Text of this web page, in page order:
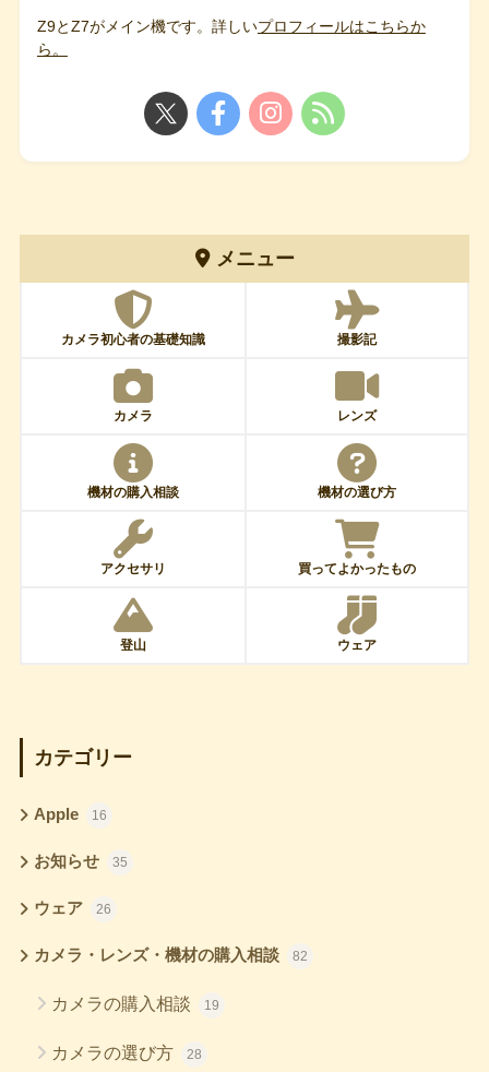
Z9とZ7がメイン機です。詳しいプロフィールはこちらか
ら。
メニュー
カメラ初心者の基礎知識 撮影記
カメラ レンズ
機材の購入相談 機材の選び方
アクセサリ 買ってよかったもの
登山 ウェア
カテゴリー
Apple 16
お知らせ 35
ウェア 26
カメラ・レンズ・機材の購入相談 82
カメラの購入相談 19
カメラの選び方 28